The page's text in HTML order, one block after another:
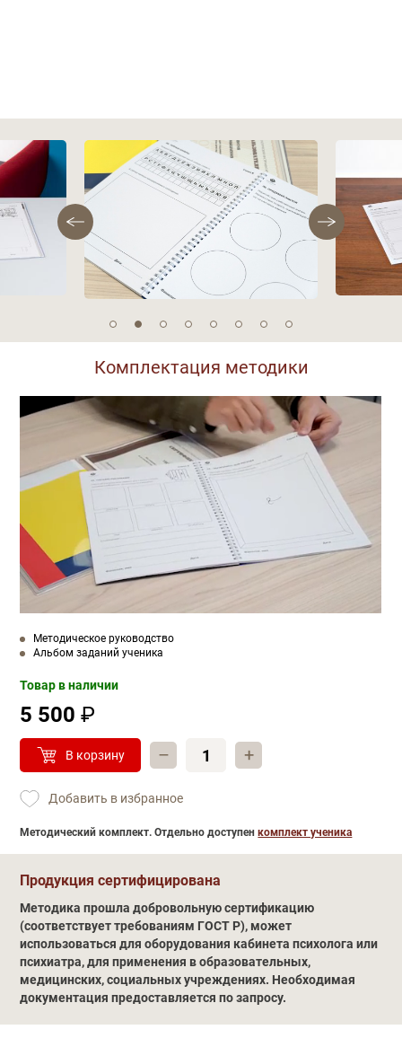
Фотографии
Комплектация методики
Методическое руководство
Альбом заданий ученика
Товар в наличии
5 500 ₽
В корзину – +
Добавить в избранное
Методический комплект. Отдельно доступенкомплект ученика
Обучение
Продукция сертифицирована
Методика прошла добровольную сертификацию
(соответствует требованиям ГОСТ Р), может
использоваться для оборудования кабинета психолога или
психиатра, для применения в образовательных,
медицинских, социальных учреждениях. Необходимая
документация предоставляется по запросу.